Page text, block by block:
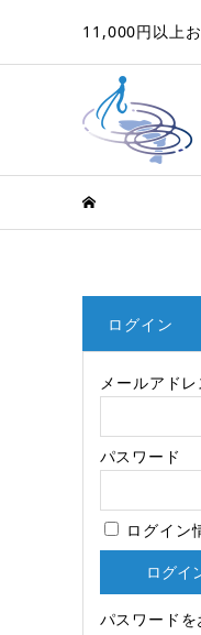
11,000円以上
ログイン
メールアドレ
パスワード
ログイン
パスワード